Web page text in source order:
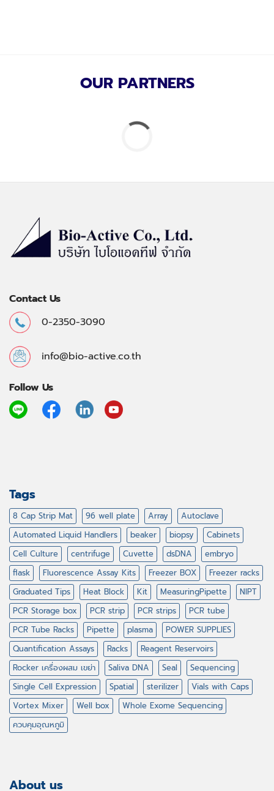
OUR PARTNERS
Contact Us
0-2350-3090
info@bio-active.co.th
Follow Us
Tags
8 Cap Strip Mat 96 well plate Array
Autoclave
Automated Liquid Handlers
beaker biopsy
Cabinets
Cell Culture
centrifuge Cuvette dsDNA
embryo
flask
Fluorescence Assay Kits Freezer BOX
Freezer racks
Graduated Tips
Heat Block Kit MeasuringPipette
NIPT
PCR Storage box
PCR strip PCR strips
PCR tube
PCR Tube Racks
Pipette plasma
POWER SUPPLIES
Quantification Assays
Racks
Reagent Reservoirs
Rocker เครื่องผสม เขย่า
Saliva DNA Seal
Sequencing
Single Cell Expression
Spatial sterilizer
Vials with Caps
Vortex Mixer
Well box
Whole Exome Sequencing
ควบคุมอุณหภูมิ
About us